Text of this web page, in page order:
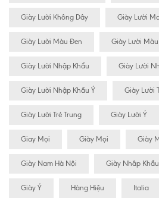
Giày Lười Không Dây Giày Lười
Giày Lười Màu Đen Giày Lười
Giày Lười Nhập Khẩu Giày Lười
Giày Lười Nhập Khẩu Ý Giày Lười
Giày Lười Trẻ Trung Giày Lười Ý
Giay Mọi Giày Mọi Giày
Giày Nam Hà Nội Giày Nhâp Khẩu
Giày Ý Hàng Hiệu Italia